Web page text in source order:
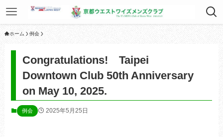
ホーム 例会
Congratulations! Taipei
Downtown Club 50th Anniversary
on May 10, 2025.
例会 2025年5月25日